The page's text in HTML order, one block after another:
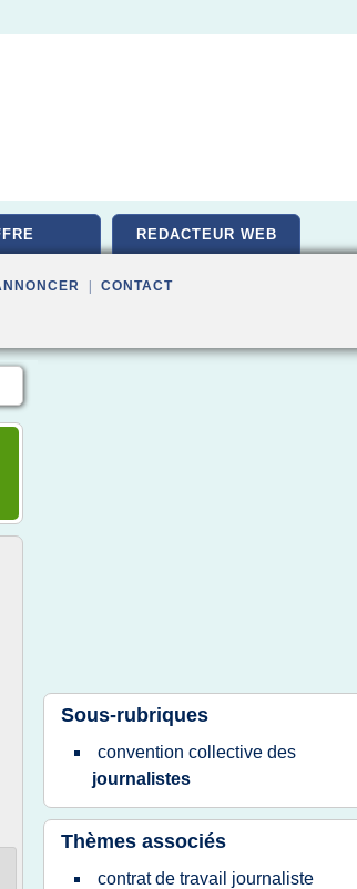
REDACTEUR WEB
CONTACT
Sous-rubriques
convention collective des
journalistes
Thèmes associés
contrat de travail journaliste